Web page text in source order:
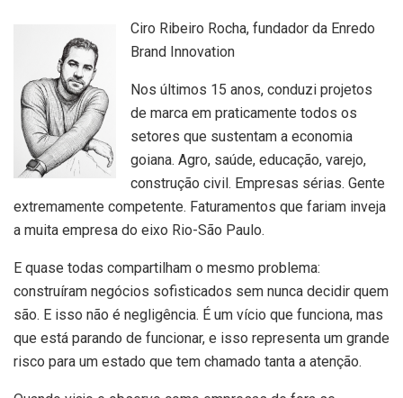
Ciro Ribeiro Rocha, fundador da Enredo
Brand Innovation
Nos últimos 15 anos, conduzi projetos
de marca em praticamente todos os
setores que sustentam a economia
goiana. Agro, saúde, educação, varejo,
construção civil. Empresas sérias. Gente
extremamente competente. Faturamentos que fariam inveja
a muita empresa do eixo Rio-São Paulo.
E quase todas compartilham o mesmo problema:
construíram negócios sofisticados sem nunca decidir quem
são. E isso não é negligência. É um vício que funciona, mas
que está parando de funcionar, e isso representa um grande
risco para um estado que tem chamado tanta a atenção.